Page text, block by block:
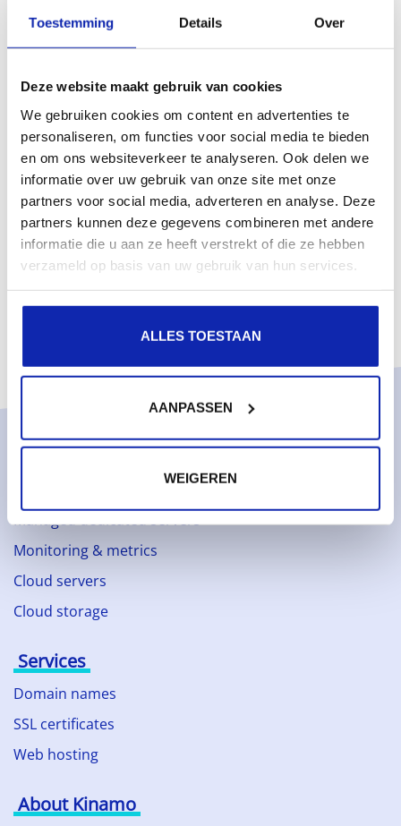
Toestemming Details Over
Deze website maakt gebruik van cookies
We gebruiken cookies om content en advertenties te
personaliseren, om functies voor social media te bieden
en om ons websiteverkeer te analyseren. Ook delen we
informatie over uw gebruik van onze site met onze
partners voor social media, adverteren en analyse. Deze
partners kunnen deze gegevens combineren met andere
informatie die u aan ze heeft verstrekt of die ze hebben
verzameld op basis van uw gebruik van hun services.
ALLES TOESTAAN
AANPASSEN
WEIGEREN
Lighttpd - Install SSL Certificate
Nginx - Install SSL Certificate
LINUX NGINX
Solutions
Managed dedicated servers
Monitoring & metrics
Cloud servers
Cloud storage
Services
Domain names
SSL certificates
Web hosting
About Kinamo